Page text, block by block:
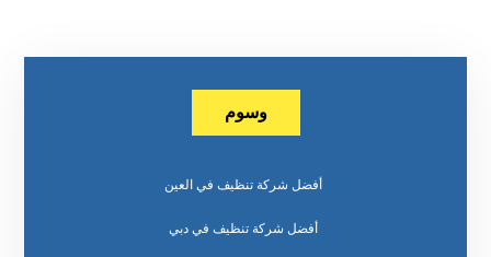
وسوم
أفضل شركة تنظيف في العين
أفضل شركة تنظيف في دبي